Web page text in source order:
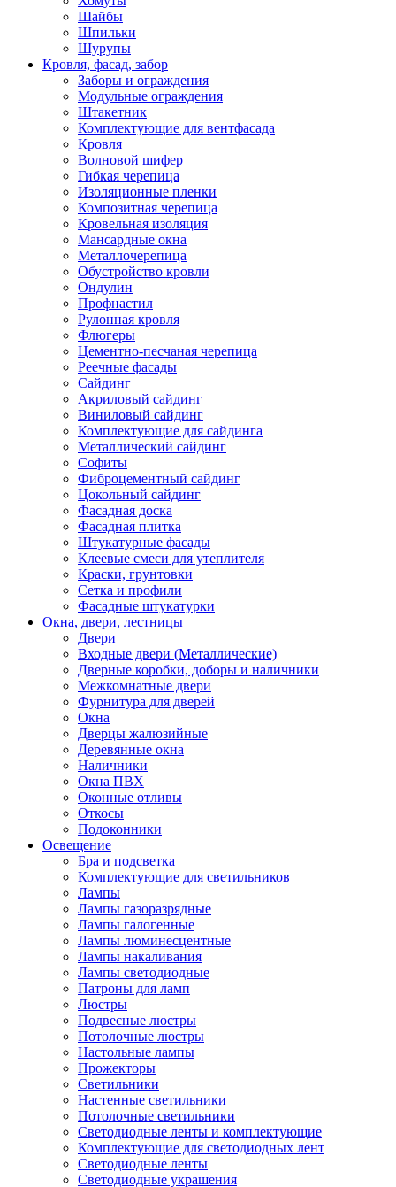
Шайбы
Шпильки
Шурупы
Кровля, фасад, забор
Заборы и ограждения
Модульные ограждения
Штакетник
Комплектующие для вентфасада
Кровля
Волновой шифер
Гибкая черепица
Изоляционные пленки
Композитная черепица
Кровельная изоляция
Мансардные окна
Металлочерепица
Обустройство кровли
Ондулин
Профнастил
Рулонная кровля
Флюгеры
Цементно-песчаная черепица
Реечные фасады
Сайдинг
Акриловый сайдинг
Виниловый сайдинг
Комплектующие для сайдинга
Металлический сайдинг
Софиты
Фиброцементный сайдинг
Цокольный сайдинг
Фасадная доска
Фасадная плитка
Штукатурные фасады
Клеевые смеси для утеплителя
Краски, грунтовки
Сетка и профили
Фасадные штукатурки
Окна, двери, лестницы
Двери
Входные двери (Металлические)
Дверные коробки, доборы и наличники
Межкомнатные двери
Фурнитура для дверей
Окна
Дверцы жалюзийные
Деревянные окна
Наличники
Окна ПВХ
Оконные отливы
Откосы
Подоконники
Освещение
Бра и подсветка
Комплектующие для светильников
Лампы
Лампы газоразрядные
Лампы галогенные
Лампы люминесцентные
Лампы накаливания
Лампы светодиодные
Патроны для ламп
Люстры
Подвесные люстры
Потолочные люстры
Настольные лампы
Прожекторы
Светильники
Настенные светильники
Потолочные светильники
Светодиодные ленты и комплектующие
Комплектующие для светодиодных лент
Светодиодные ленты
Светодиодные украшения